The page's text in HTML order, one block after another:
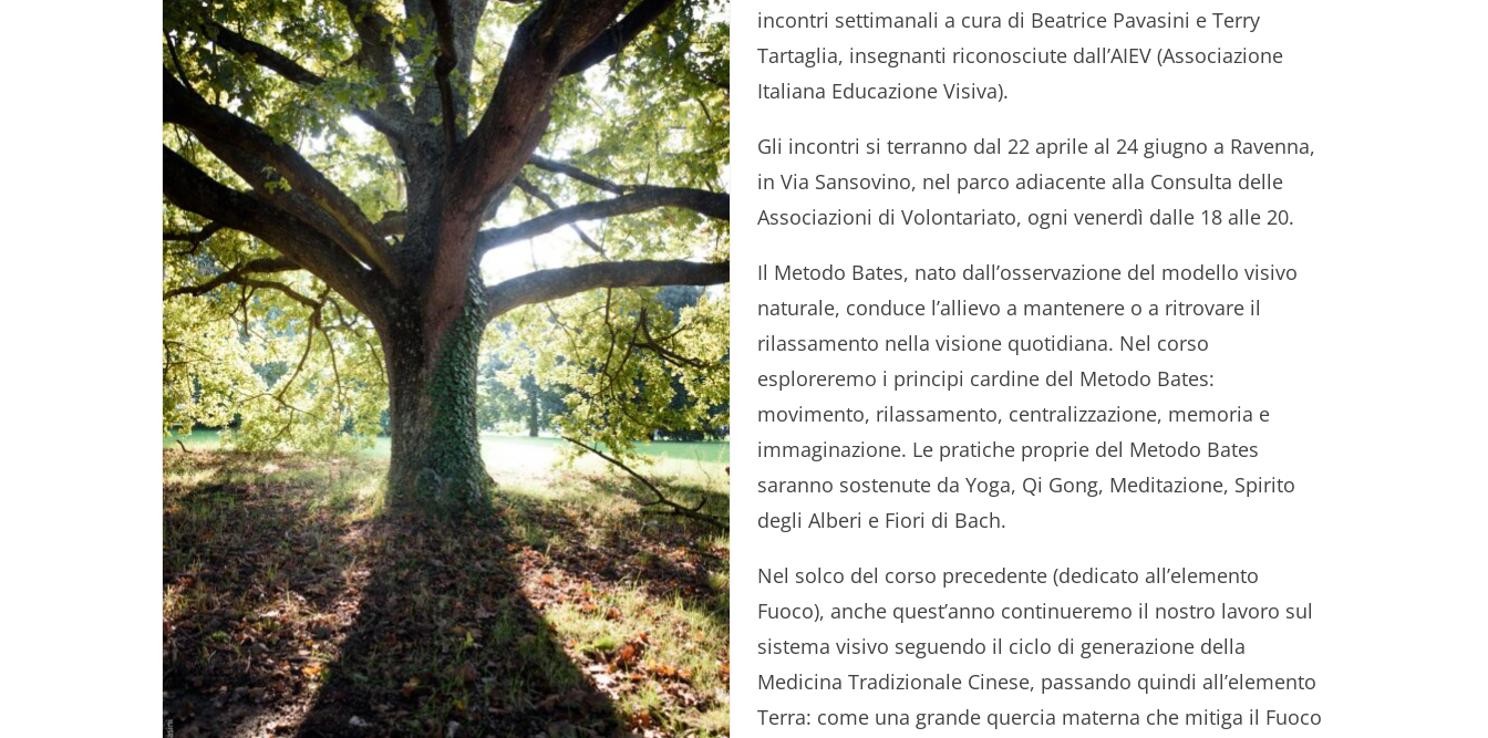
incontri settimanali a cura di Beatrice Pavasini e Terry
Tartaglia, insegnanti riconosciute dall’AIEV (Associazione
Italiana Educazione Visiva).
Gli incontri si terranno dal 22 aprile al 24 giugno a Ravenna,
in Via Sansovino, nel parco adiacente alla Consulta delle
Associazioni di Volontariato, ogni venerdì dalle 18 alle 20.
Il Metodo Bates, nato dall’osservazione del modello visivo
naturale, conduce l’allievo a mantenere o a ritrovare il
rilassamento nella visione quotidiana. Nel corso
esploreremo i principi cardine del Metodo Bates:
movimento, rilassamento, centralizzazione, memoria e
immaginazione. Le pratiche proprie del Metodo Bates
saranno sostenute da Yoga, Qi Gong, Meditazione, Spirito
degli Alberi e Fiori di Bach.
Nel solco del corso precedente (dedicato all’elemento
Fuoco), anche quest’anno continueremo il nostro lavoro sul
sistema visivo seguendo il ciclo di generazione della
Medicina Tradizionale Cinese, passando quindi all’elemento
Terra: come una grande quercia materna che mitiga il Fuoco